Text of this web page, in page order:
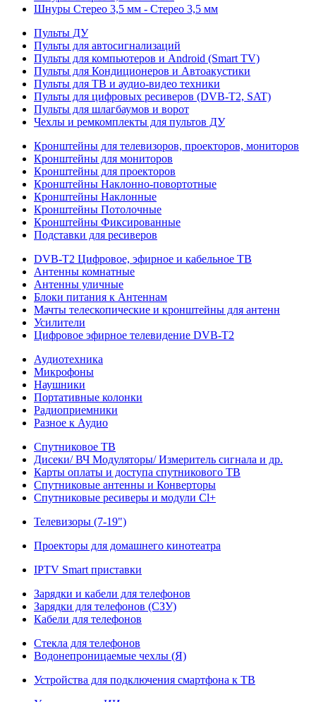
Шнуры Стерео 3,5 мм - Стерео 3,5 мм
Пульты ДУ
Пульты для автосигнализаций
Пульты для компьютеров и Android (Smart TV)
Пульты для Кондиционеров и Автоакустики
Пульты для ТВ и аудио-видео техники
Пульты для цифровых ресиверов (DVB-T2, SAT)
Пульты для шлагбаумов и ворот
Чехлы и ремкомплекты для пультов ДУ
Кронштейны для телевизоров, проекторов, мониторов
Кронштейны для мониторов
Кронштейны для проекторов
Кронштейны Наклонно-повортотные
Кронштейны Наклонные
Кронштейны Потолочные
Кронштейны Фиксированные
Подставки для ресиверов
DVB-T2 Цифровое, эфирное и кабельное ТВ
Антенны комнатные
Антенны уличные
Блоки питания к Антеннам
Мачты телескопические и кронштейны для антенн
Усилители
Цифровое эфирное телевидение DVB-Т2
Аудиотехника
Микрофоны
Наушники
Портативные колонки
Радиоприемники
Разное к Аудио
Спутниковое ТВ
Дисеки/ ВЧ Модуляторы/ Измеритель сигнала и др.
Карты оплаты и доступа спутникового ТВ
Спутниковые антенны и Конверторы
Спутниковые ресиверы и модули Cl+
Телевизоры (7-19")
Проекторы для домашнего кинотеатра
IPTV Smart приставки
Зарядки и кабели для телефонов
Зарядки для телефонов (СЗУ)
Кабели для телефонов
Стекла для телефонов
Водонепроницаемые чехлы (Я)
Устройства для подключения смартфона к ТВ